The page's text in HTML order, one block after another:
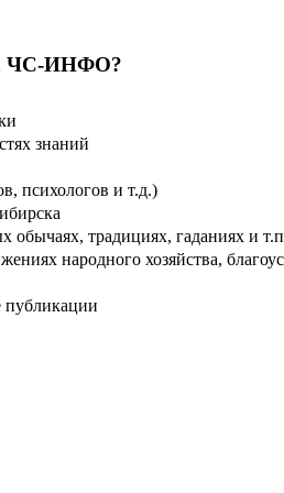
ЧС-ИНФО?
знаний
психологов и т.д.)
обычаях, традициях, гаданиях и
народного хозяйства,
публикации